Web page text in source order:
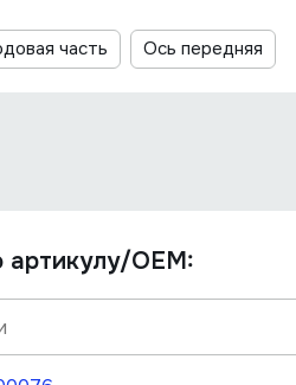
часть Ось передняя
OEM: